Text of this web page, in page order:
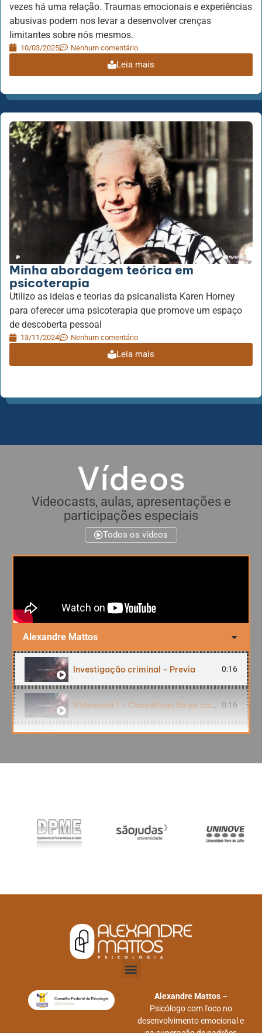
vezes há uma relação. Traumas emocionais e experiências
abusivas podem nos levar a desenvolver crenças
limitantes sobre nós mesmos.
10/03/2025 Nenhum comentário
Leia mais
Minha abordagem teórica em
psicoterapia
Utilizo as ideias e teorias da psicanalista Karen Horney
para oferecer uma psicoterapia que promove um espaço
de descoberta pessoal
13/11/2024 Nenhum comentário
Leia mais
Vídeos
Videocasts, aulas, apresentações e
participações especiais
Todos os vídeos
Alexandre Mattos
Investigação criminal - Previa 0:16
Videoaula 1 - Conceituação do caso 0:16
Alexandre Mattos–
Psicólogo com foco no
desenvolvimento emocional e